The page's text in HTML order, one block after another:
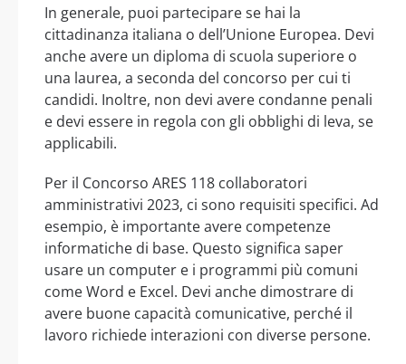
In generale, puoi partecipare se hai la
cittadinanza italiana o dell’Unione Europea. Devi
anche avere un diploma di scuola superiore o
una laurea, a seconda del concorso per cui ti
candidi. Inoltre, non devi avere condanne penali
e devi essere in regola con gli obblighi di leva, se
applicabili.
Per il Concorso ARES 118 collaboratori
amministrativi 2023, ci sono requisiti specifici. Ad
esempio, è importante avere competenze
informatiche di base. Questo significa saper
usare un computer e i programmi più comuni
come Word e Excel. Devi anche dimostrare di
avere buone capacità comunicative, perché il
lavoro richiede interazioni con diverse persone.